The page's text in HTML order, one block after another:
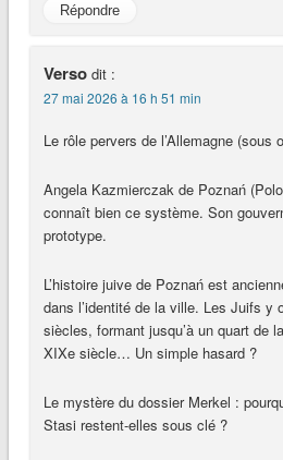
Répondre
Verso dit :
27 mai 2026 à 16 h 51 min
Le rôle pervers de l’Allemagne (sous
Angela Kazmierczak de Poznań
connaît bien ce système. Son
prototype.
L’histoire juive de Poznań est
dans l’identité de la ville. Les Juifs y
siècles, formant jusqu’à un quart de
XIXe siècle… Un simple hasard ?
Le mystère du dossier Merkel :
Stasi restent-elles sous clé ?